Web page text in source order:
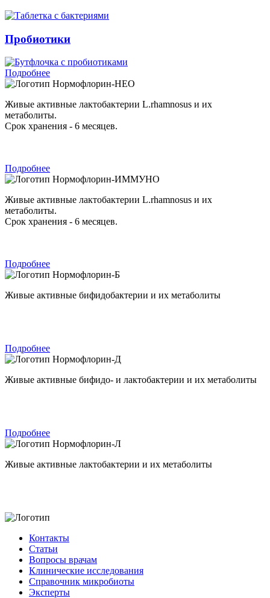
Пробиотики
Подробнее
Нормофлорин-НЕО
Живые активные лактобактерии L.rhamnosus и их
метаболиты.
Срок хранения - 6 месяцев.
Подробнее
Нормофлорин-ИММУНО
Живые активные лактобактерии L.rhamnosus и их
метаболиты.
Срок хранения - 6 месяцев.
Подробнее
Нормофлорин-Б
Живые активные бифидобактерии и их метаболиты
Подробнее
Нормофлорин-Д
Живые активные бифидо- и лактобактерии и их метаболиты
Подробнее
Нормофлорин-Л
Живые активные лактобактерии и их метаболиты
Контакты
Статьи
Вопросы врачам
Клинические исследования
Справочник микробиоты
Эксперты